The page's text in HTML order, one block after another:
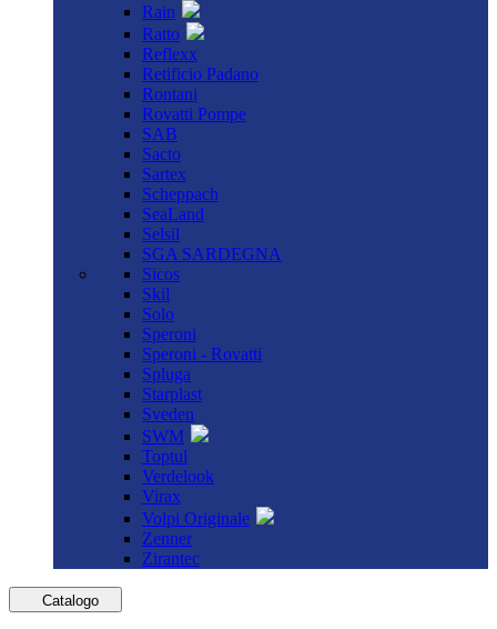
Rain
Ratto
Reflexx
Retificio Padano
Rontani
Rovatti Pompe
SAB
Sacto
Sartex
Scheppach
SeaLand
Selsil
SGA SARDEGNA
Sicos
Skil
Solo
Speroni
Speroni - Rovatti
Spluga
Starplast
Sveden
SWM
Toptul
Verdelook
Virax
Volpi Originale
Zenner
Zirantec
Catalogo